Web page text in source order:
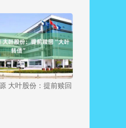
大叶股份：提前赎回